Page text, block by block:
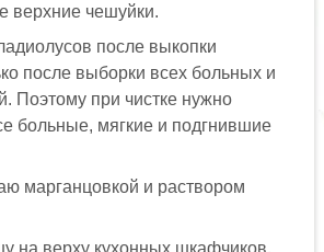
верхние чешуйки.
после выкопки
после выборки всех больных и
Поэтому при чистке нужно
больные, мягкие и подгнившие
марганцовкой и раствором
на верху кухонных шкафчиков,